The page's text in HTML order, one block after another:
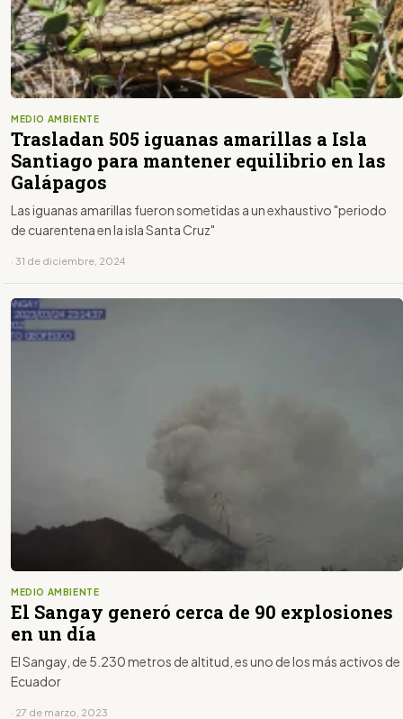
MEDIO AMBIENTE
Trasladan 505 iguanas amarillas a Isla
Santiago para mantener equilibrio en las
Galápagos
Las iguanas amarillas fueron sometidas a un exhaustivo "periodo
de cuarentena en la isla Santa Cruz"
· 31 de diciembre, 2024
MEDIO AMBIENTE
El Sangay generó cerca de 90 explosiones
en un día
El Sangay, de 5.230 metros de altitud, es uno de los más activos de
Ecuador
· 27 de marzo, 2023